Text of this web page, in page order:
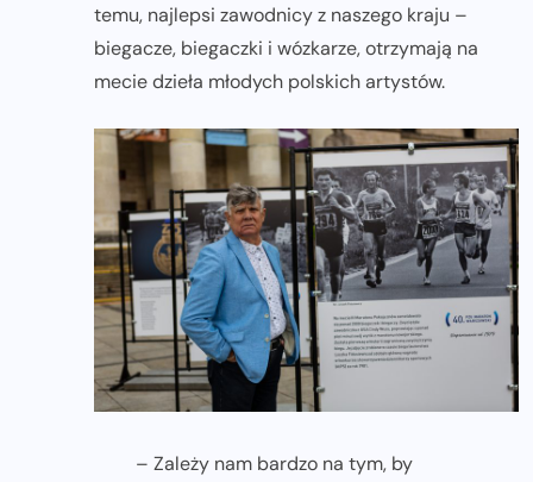
temu, najlepsi zawodnicy z naszego kraju –
biegacze, biegaczki i wózkarze, otrzymają na
mecie dzieła młodych polskich artystów.
– Zależy nam bardzo na tym, by